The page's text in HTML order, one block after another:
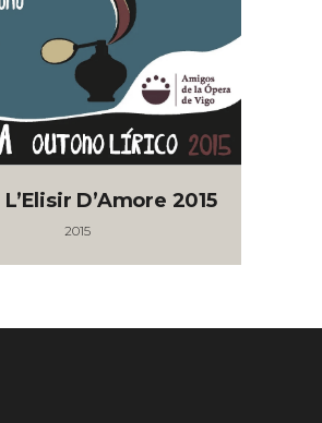
D’Amore 2015
2015